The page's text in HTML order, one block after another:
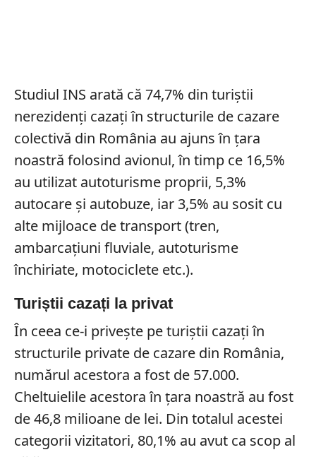
Studiul INS arată că 74,7% din turiștii
nerezidenţi cazați în structurile de cazare
colectivă din România au ajuns în țara
noastră folosind avionul, în timp ce 16,5%
au utilizat autoturisme proprii, 5,3%
autocare şi autobuze, iar 3,5% au sosit cu
alte mijloace de transport (tren,
ambarcaţiuni fluviale, autoturisme
închiriate, motociclete etc.).
Turiștii cazați la privat
În ceea ce-i privește pe turiștii cazați în
structurile private de cazare din România,
numărul acestora a fost de 57.000.
Cheltuielile acestora în țara noastră au fost
de 46,8 milioane de lei. Din totalul acestei
categorii vizitatori, 80,1% au avut ca scop al